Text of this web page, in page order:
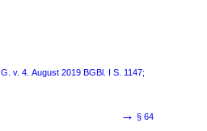
v. 4. August 2019 BGBl. I S. 1147;
→ § 64